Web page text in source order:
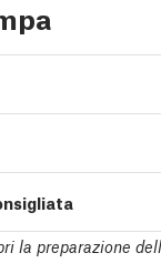
la preparazione